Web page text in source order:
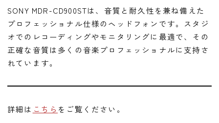
SONY MDR-CD900STは、音質と耐久性を兼ね備えた
プロフェッショナル仕様のヘッドフォンです。スタジ
オでのレコーディングやモニタリングに最適で、その
正確な音質は多くの音楽プロフェッショナルに支持さ
れています。
詳細は こちら をご覧ください。